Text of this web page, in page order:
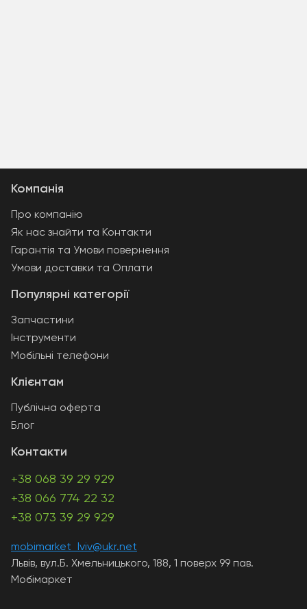
Контакти
+38 068 39 29 929
+38 066 774 22 32
+38 073 39 29 929
mobimarket_lviv@ukr.net
Львів, вул.Б. Хмельницького, 188, 1 поверх 99 пав.
Мобімаркет
Клієнтам
Публічна оферта
Блог
Популярні категорії
Запчастини
Інструменти
Мобільні телефони
Компанія
Про компанію
Як нас знайти та Контакти
Гарантія та Умови повернення
Умови доставки та Оплати